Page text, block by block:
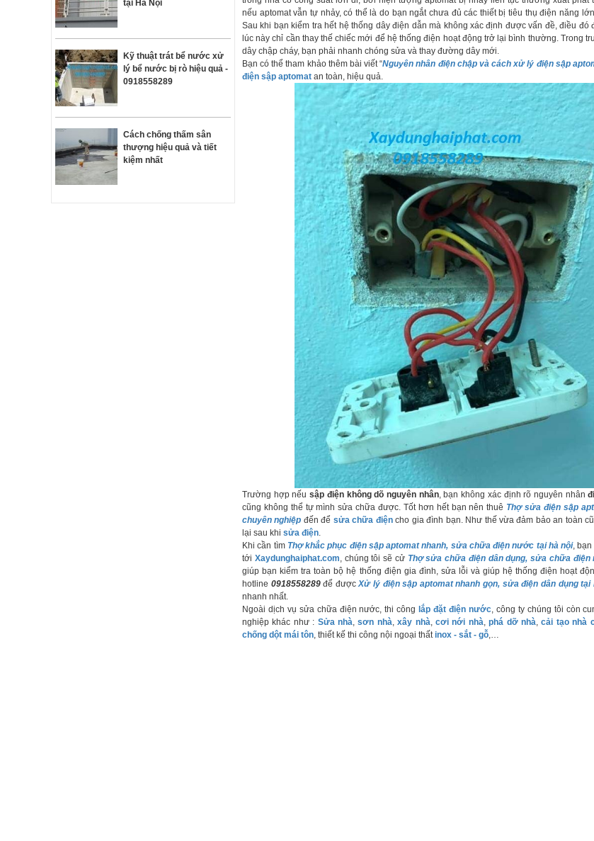
tại Hà Nội
Kỹ thuật trát bể nước xử
lý bể nước bị rò hiệu quả -
0918558289
Cách chống thấm sân
thượng hiệu quả và tiết
kiệm nhất
nếu aptomat vẫn tự nhảy, có thể là do bạn ngắt chưa đủ các thiết bị tiêu thụ điện năng
Sau khi bạn kiểm tra hết hệ thống dây điện dẫn mà không xác định được vấn đề, điều đó
lúc này chỉ cần thay thế chiếc mới để hệ thống điện hoạt động trở lại bình thường. Trong
dây chập cháy, bạn phải nhanh chóng sửa và thay đường dây mới.
Bạn có thể tham khảo thêm bài viết “Nguyên nhân điện chập và cách xử lý điện sập
điện sập aptomat an toàn, hiệu quả.
Trường hợp nếusập điện không dõ nguyên nhân, bạn không xác định rõ nguyên nhân
cũng không thể tự mình sửa chữa được. Tốt hơn hết bạn nên thuê Thợ sửa điện sập
chuyên nghiệp đến để sửa chữa điệncho gia đình bạn. Như thế vừa đảm bảo an toàn
lại sau khi sửa điện.
Khi cần tìm Thợ khắc phục điện sập aptomat nhanh, sửa chữa điện nước tại hà nội, bạn
tới Xaydunghaiphat.com, chúng tôi sẽ cử Thợ sửa chữa điện dân dụng, sửa chữa
giúp bạn kiểm tra toàn bộ hệ thống điện gia đình, sửa lỗi và giúp hệ thống điện hoạt
hotline 0918558289để đượcXử lý điện sập aptomat nhanh gọn, sửa điện dân dụng tại
nhanh nhất.
Ngoài dịch vụ sửa chữa điện nước, thi công lắp đặt điện nước, công ty chúng tôi còn
nghiệp khác như : Sửa nhà,sơn nhà,xây nhà,cơi nới nhà,phá dỡ nhà,cải tạo nhà
chống dột mái tôn, thiết kế thi công nội ngoại thấtinox - sắt - gỗ,…